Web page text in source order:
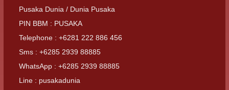
Pusaka Dunia / Dunia Pusaka
PIN BBM : PUSAKA
Telephone : +6281 222 886 456
Sms : +6285 2939 88885
WhatsApp : +6285 2939 88885
Line : pusakadunia